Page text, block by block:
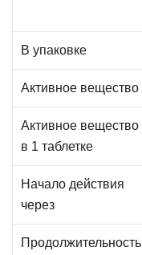
В упаковке
Активное вещество
Активное вещество
в 1 таблетке
Начало действия
через
Продолжительность